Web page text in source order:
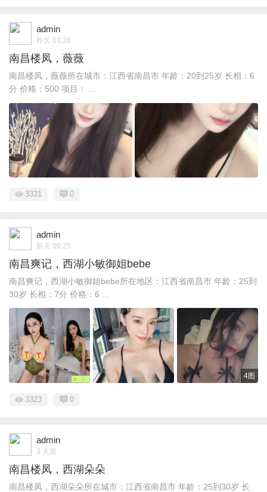
admin
昨天 03:26
南昌楼凤，薇薇
南昌楼凤，薇薇所在城市：江西省南昌市 年龄：20到25岁 长相：6
分 价格：500 项目： ...
3331 0
admin
前天 09:25
南昌爽记，西湖小敏御姐bebe
南昌爽记，西湖小敏御姐bebe所在地区：江西省南昌市 年龄：25到
30岁 长相：7分 价格：6 ...
4图
3323 0
admin
3 天前
南昌楼凤，西湖朵朵
南昌楼凤，西湖朵朵所在城市：江西省南昌市 年龄：25到30岁 长